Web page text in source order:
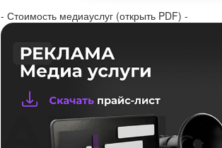
- Стоимость медиауслуг (открыть PDF) -